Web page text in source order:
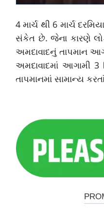
4 માર્ચ થી 6 માર્ચ
સંકેત છે. જેના કારણે
અમદાવાદનું તાપમાન
અમદાવાદમાં આગામી 3
તાપમાનમાં સામાન્ય